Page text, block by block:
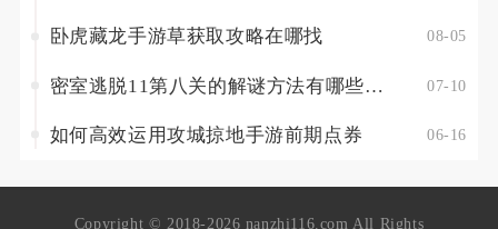
卧虎藏龙手游草获取攻略在哪找 08-05
密室逃脱11第八关的解谜方法有哪些技巧 07-10
如何高效运用攻城掠地手游前期点券 06-16
Copyright © 2018-2026 nanzhi116.com All Rights